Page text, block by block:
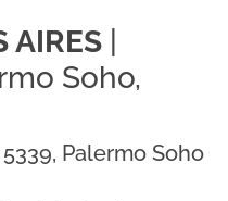
AIRES
Soho,
Palermo Soho